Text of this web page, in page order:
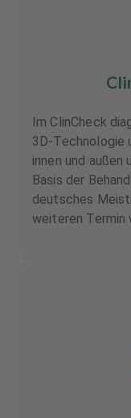
Im ClinCheck
3D-Technologie
innen und außen
Basis der
deutsches
weiteren Termin